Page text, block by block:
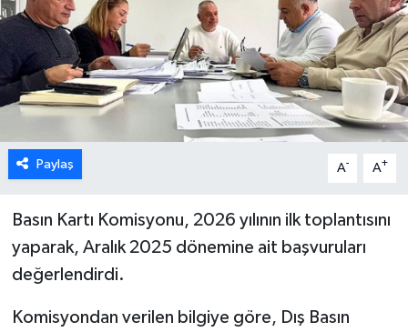
Paylaş A- A+
Basın Kartı Komisyonu, 2026 yılının ilk toplantısını
yaparak, Aralık 2025 dönemine ait başvuruları
değerlendirdi.
Komisyondan verilen bilgiye göre, Dış Basın
GAZİMAĞUSA
GİRNE
GÜNDEM
GÜNEY KIBRIS
KÜLTÜR SANAT